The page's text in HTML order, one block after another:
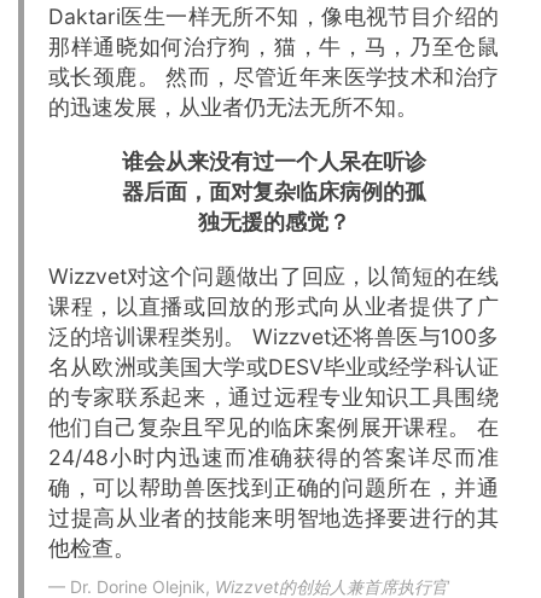
Daktari医生一样无所不知，像电视节目介绍的
那样通晓如何治疗狗，猫，牛，马，乃至仓鼠
或长颈鹿。 然而，尽管近年来医学技术和治疗
的迅速发展，从业者仍无法无所不知。
谁会从来没有过一个人呆在听诊
器后面，面对复杂临床病例的孤
独无援的感觉？
Wizzvet对这个问题做出了回应，以简短的在线
课程，以直播或回放的形式向从业者提供了广
泛的培训课程类别。 Wizzvet还将兽医与100多
名从欧洲或美国大学或DESV毕业或经学科认证
的专家联系起来，通过远程专业知识工具围绕
他们自己复杂且罕见的临床案例展开课程。 在
24/48小时内迅速而准确获得的答案详尽而准
确，可以帮助兽医找到正确的问题所在，并通
过提高从业者的技能来明智地选择要进行的其
他检查。
Dr. Dorine Olejnik, Wizzvet的创始人兼首席执行官